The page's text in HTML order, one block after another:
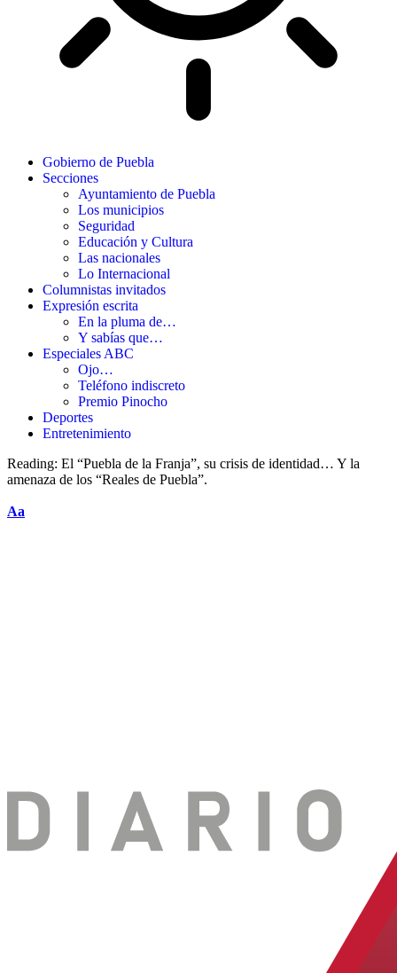
Gobierno de Puebla
Secciones
Ayuntamiento de Puebla
Los municipios
Seguridad
Educación y Cultura
Las nacionales
Lo Internacional
Columnistas invitados
Expresión escrita
En la pluma de…
Y sabías que…
Especiales ABC
Ojo…
Teléfono indiscreto
Premio Pinocho
Deportes
Entretenimiento
Reading: El “Puebla de la Franja”, su crisis de identidad… Y la
amenaza de los “Reales de Puebla”.
Aa